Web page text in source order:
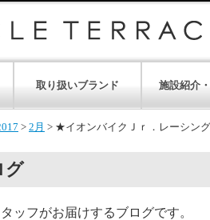
取り扱いブランド 施設紹介
> 2月 > ★イオンバイクＪｒ．レーシン
グ
ッフがお届けするブログです。